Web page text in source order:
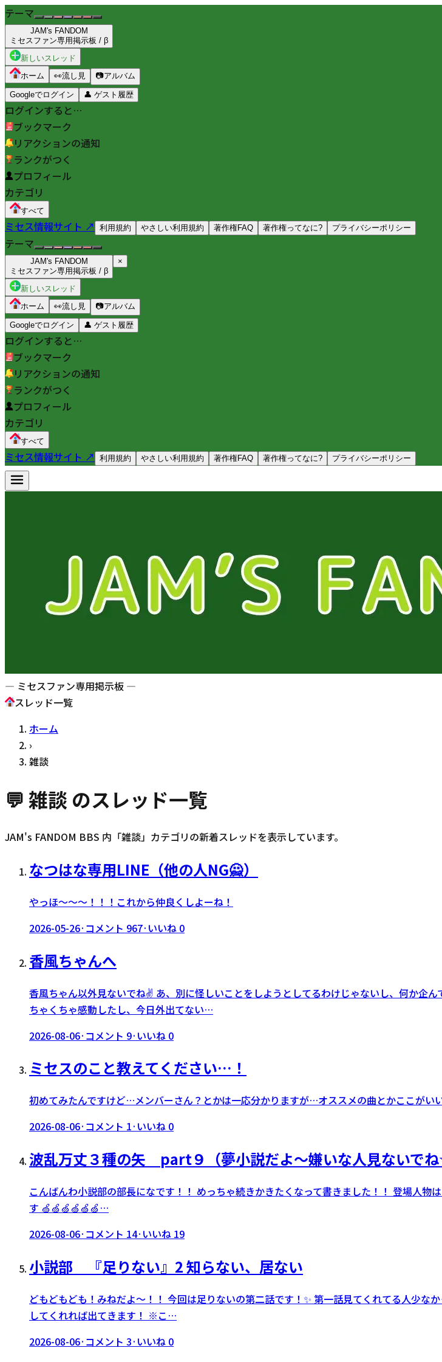
テーマ
JAM's FANDOM
ミセスファン専用掲示板 / β
新しいスレッド
ホーム
👀流し見 📷アルバム
Googleでログイン 👤 ゲスト履歴
ログインすると…
ブックマーク
リアクションの通知
ランクがつく
プロフィール
カテゴリ
すべて
ミセス情報サイト ↗ 利用規約 やさしい利用規約 著作権FAQ 著作権ってなに? プライバシーポリシー
テーマ
JAM's FANDOM
ミセスファン専用掲示板 / β
×
新しいスレッド
ホーム
👀流し見 📷アルバム
Googleでログイン 👤 ゲスト履歴
ログインすると…
ブックマーク
リアクションの通知
ランクがつく
プロフィール
カテゴリ
すべて
ミセス情報サイト ↗ 利用規約 やさしい利用規約 著作権FAQ 著作権ってなに? プライバシーポリシー
— ミセスファン専用掲示板 —
スレッド一覧
ホーム
›
雑談
💬雑談 のスレッド一覧
JAM's FANDOM BBS 内「雑談」カテゴリの新着スレッドを表示しています。
なつはな専用LINE（他の人NG🙅）
やっほ〜〜〜！！！これから仲良くしよーね！
2026-05-26· コメント 967· いいね 0
香風ちゃんへ
香風ちゃん以外見ないでね✌️ あ、別に怪しいことをしようとしてるわけじゃないし、何か企
ちゃくちゃ感動したし、今日外出てない…
2026-08-06· コメント 9· いいね 0
ミセスのこと教えてください…！
初めてみたんですけど…メンバーさん？とかは一応分かりますが…オススメの曲とかここが
2026-08-06· コメント 1· いいね 0
波乱万丈３種の矢 part９（夢小説だよ～嫌いな人見ないでね
こんばんわ小説部の部長になです！！ めっちゃ続きかきたくなって書きました！！ 登場人
す 🍏🍏🍏🍏🍏🍏…
2026-08-06· コメント 14· いいね 19
小説部 『足りない』2 知らない、居ない
どもどもども！みねだよ〜！！ 今回は足りないの第二話です！✨ 第一話見てくれてる人少
してくれれば出てきます！ ※こ…
2026-08-06· コメント 3· いいね 0